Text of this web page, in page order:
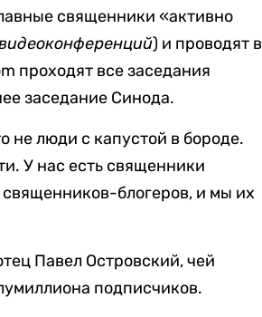
священники «активно
) и проводят в
проходят все заседания
заседание Синода.
не люди с капустой в бороде.
У нас есть священники
блогеров, и мы их
Павел Островский, чей
подписчиков.